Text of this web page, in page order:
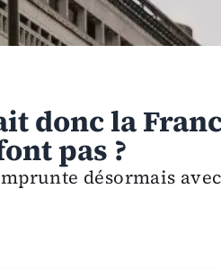
donc la
pas ?
désormais avec